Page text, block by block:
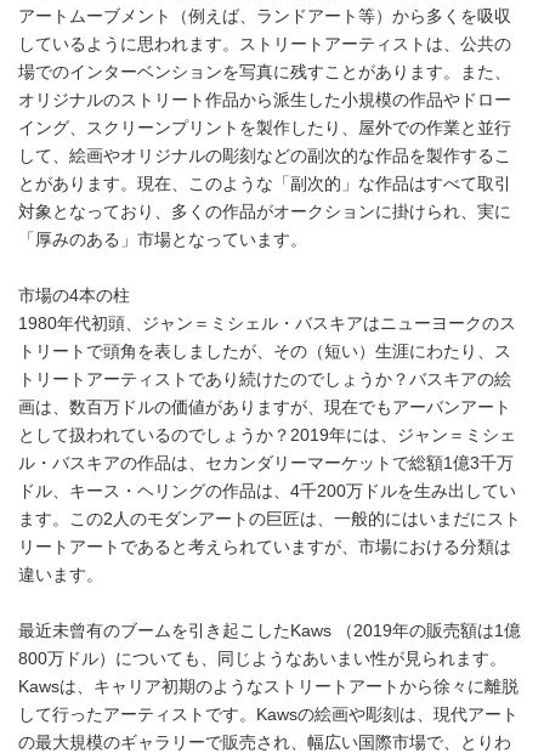
アートムーブメント（例えば、ランドアート等）から多くを吸収
しているように思われます。ストリートアーティストは、公共の
場でのインターベンションを写真に残すことがあります。また、
オリジナルのストリート作品から派生した小規模の作品やドロー
イング、スクリーンプリントを製作したり、屋外での作業と並行
して、絵画やオリジナルの彫刻などの副次的な作品を製作するこ
とがあります。現在、このような「副次的」な作品はすべて取引
対象となっており、多くの作品がオークションに掛けられ、実に
「厚みのある」市場となっています。
市場の4本の柱
1980年代初頭、ジャン＝ミシェル・バスキアはニューヨークのス
トリートで頭角を表しましたが、その（短い）生涯にわたり、ス
トリートアーティストであり続けたのでしょうか？バスキアの絵
画は、数百万ドルの価値がありますが、現在でもアーバンアート
として扱われているのでしょうか？2019年には、ジャン＝ミシェ
ル・バスキアの作品は、セカンダリーマーケットで総額1億3千万
ドル、キース・ヘリングの作品は、4千200万ドルを生み出してい
ます。この2人のモダンアートの巨匠は、一般的にはいまだにスト
リートアートであると考えられていますが、市場における分類は
違います。
最近未曾有のブームを引き起こしたKaws （2019年の販売額は1億
800万ドル）についても、同じようなあいまい性が見られます。
Kawsは、キャリア初期のようなストリートアートから徐々に離脱
して行ったアーティストです。Kawsの絵画や彫刻は、現代アート
の最大規模のギャラリーで販売され、幅広い国際市場で、とりわ